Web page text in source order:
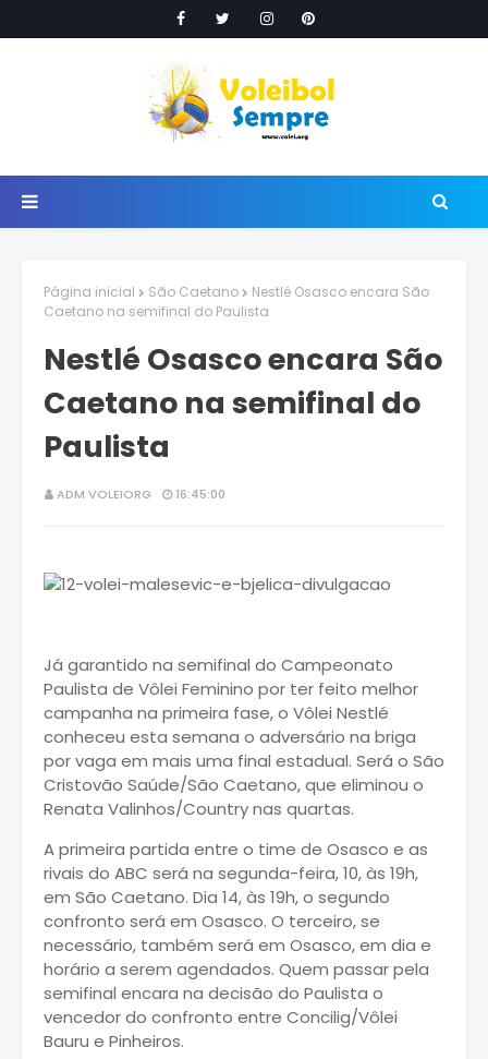
Página inicial São Caetano
Nestlé Osasco encara São
Caetano na semifinal do Paulista
Nestlé Osasco encara São
Caetano na semifinal do
Paulista
ADM VOLEIORG 16:45:00
Já garantido na semifinal do Campeonato
Paulista de Vôlei Feminino por ter feito melhor
campanha na primeira fase, o Vôlei Nestlé
conheceu esta semana o adversário na briga
por vaga em mais uma final estadual. Será o São
Cristovão Saúde/São Caetano, que eliminou o
Renata Valinhos/Country nas quartas.
A primeira partida entre o time de Osasco e as
rivais do ABC será na segunda-feira, 10, às 19h,
em São Caetano. Dia 14, às 19h, o segundo
confronto será em Osasco. O terceiro, se
necessário, também será em Osasco, em dia e
horário a serem agendados. Quem passar pela
semifinal encara na decisão do Paulista o
vencedor do confronto entre Concilig/Vôlei
Bauru e Pinheiros.